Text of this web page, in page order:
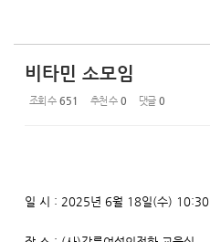
비타민 소모임
조회 수 651 추천 수 0 댓글 0
일 시 : 2025년 6월 18일(수) 10:30